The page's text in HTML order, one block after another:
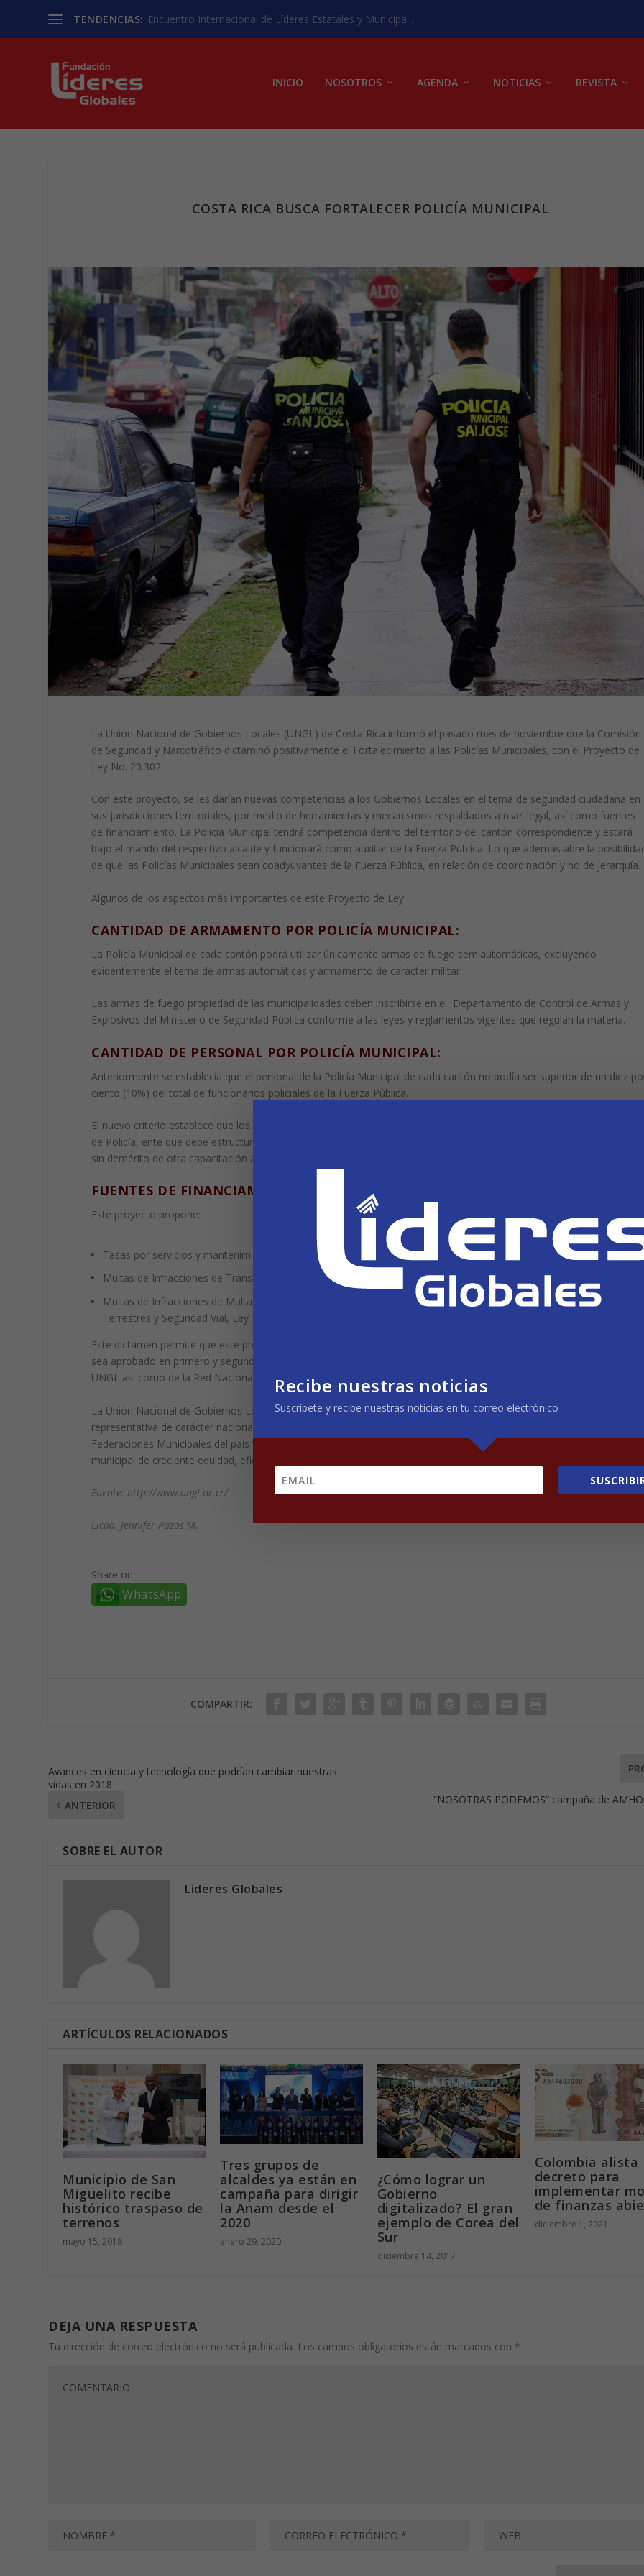
TENDENCIAS: Encuentro Internacional de Líderes Estatales y Municipa...
INICIO NOSOTROS AGENDA NOTICIAS REVISTA
COSTA RICA BUSCA FORTALECER POLICÍA MUNICIPAL
La Unión Nacional de Gobiernos Locales (UNGL) de Costa Rica informó el pasado mes de noviembre que la Comisión
de Seguridad y Narcotráfico dictaminó positivamente el Fortalecimiento a las Policías Municipales, con el Proyecto de
Ley No. 20.302.
Con este proyecto, se les darían nuevas competencias a los Gobiernos Locales en el tema de seguridad ciudadana en
sus jurisdicciones territoriales, por medio de herramientas y mecanismos respaldados a nivel legal, así como fuentes
de financiamiento. La Policía Municipal tendrá competencia dentro del territorio del cantón correspondiente y estará
bajo el mando del respectivo alcalde y funcionará como auxiliar de la Fuerza Pública. Lo que además abre la
de que las Policías Municipales sean coadyuvantes de la Fuerza Pública, en relación de coordinación y no de jerarquía.
Algunos de los aspectos más importantes de este Proyecto de Ley:
CANTIDAD DE ARMAMENTO POR POLICÍA MUNICIPAL:
La Policía Municipal de cada cantón podrá utilizar únicamente armas de fuego semiautomáticas, excluyendo
evidentemente el tema de armas automáticas y armamento de carácter militar.
Las armas de fuego propiedad de las municipalidades deben inscribirse en el Departamento de Control de Armas y
Explosivos del Ministerio de Seguridad Pública conforme a las leyes y reglamentos vigentes que regulan la materia.
CANTIDAD DE PERSONAL POR POLICÍA MUNICIPAL:
Anteriormente se establecía que el personal de la Policía Municipal de cada cantón no podía ser superior de un diez
ciento (10%) del total de funcionarios policiales de la Fuerza Pública.
El nuevo criterio establece que los integrantes de las policías municipales serán capacitados en la Academia Nacional
de Policía, ente que debe estructurar lo pertinente para complementar la instrucción con temas de interés municipal,
sin demérito de otra capacitación adicional específica que cada municipalidad facilite a estos funcionarios.
FUENTES DE FINANCIAMIENTO:
Este proyecto propone:
Tasas por servicios y mantenimiento de parques, zonas verdes y sus respectivos servicios.
Multas de Infracciones de Tránsito por Ley de Instalación de Estacionómetros, Ley No.3580.
Multas de Infracciones de Multas de Infracciones de Tránsito incumplimiento de Ley de Tránsito por Vías Públicas
Terrestres y Seguridad Vial, Ley No.9078.
Este dictamen permite que este proyecto de ley pase al Plenario en las siguientes sesiones legislativas para que este
sea aprobado en primero y segundo debate. El expediente legislativo cuenta con el apoyo del Consejo Directivo de la
UNGL así como de la Red Nacional de Policías Municipales.
La Unión Nacional de Gobiernos Locales, con casi 40 años de existencia, es una entidad de derecho público,
representativa de carácter nacional, con personería jurídica otorgada por ley y conformada por Municipalidades y
Federaciones Municipales del país y promueve y desarrolla acciones de apoyo tendientes a lograr una mejor gestión
municipal de creciente equidad, eficiencia y transparencia por medio de sus diferentes proyectos y actividades.
Fuente: http://www.ungl.or.cr/
Licda. Jennifer Pazos M.
Share on:
WhatsApp
COMPARTIR:
Avances en ciencia y tecnología que podrían cambiar nuestras
vidas en 2018
ANTERIOR
“NOSOTRAS PODEMOS” campaña de
SOBRE EL AUTOR
Líderes Globales
ARTÍCULOS RELACIONADOS
Municipio de San
Miguelito recibe
histórico traspaso de
terrenos
mayo 15, 2018
Tres grupos de
alcaldes ya están en
campaña para dirigir
la Anam desde el
2020
enero 29, 2020
¿Cómo lograr un
Gobierno
digitalizado? El gran
ejemplo de Corea del
Sur
diciembre 14, 2017
Colombia alista
decreto para
implementar
de finanzas
diciembre 1, 2021
DEJA UNA RESPUESTA
Tu dirección de correo electrónico no será publicada. Los campos obligatorios están marcados con *
Recibe nuestras noticias
Suscríbete y recibe nuestras noticias en tu correo electrónico